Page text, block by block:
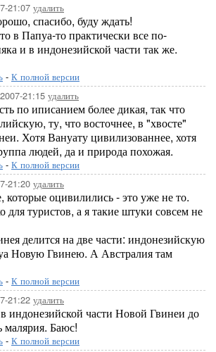
21:07 удалить
спасибо, буду ждать!
в Папуа-то практически все по-
и в индонезийской части так же.
- К полной версии
21:15 удалить
по иписанием более дикая, так что
ту, что восточнее, в "хвосте"
Хотя Вануату цивилизованнее, хотя
людей, да и природа похожая.
- К полной версии
21:20 удалить
которые оцивилились - это уже не то.
туристов, а я такие штуки совсем не
делится на две части: индонезийскую
Новую Гвинею. А Австралия там
- К полной версии
21:22 удалить
индонезийской части Новой Гвинеи до
малярия. Баюс!
- К полной версии